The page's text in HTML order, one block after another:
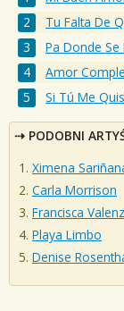
Tu Falta De
Pa Donde Se
Amor
Si Tú Me
PODOBNI
Ximena
Carla Morrison
Francisca
Playa Limbo
Denise